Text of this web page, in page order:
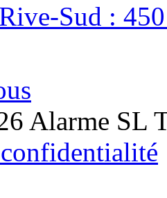
Rive-Sud :
Alarme SL